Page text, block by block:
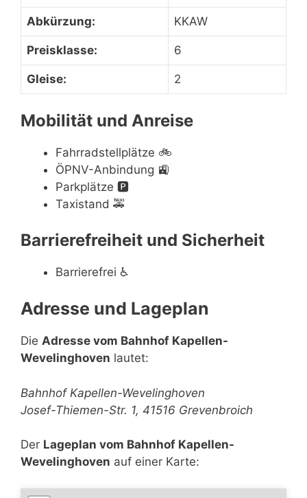
Abkürzung: KKAW
Preisklasse: 6
Gleise: 2
Mobilität und Anreise
Fahrradstellplätze 🚲
ÖPNV-Anbindung 🚉
Parkplätze 🅿️
Taxistand 🚕
Barrierefreiheit und Sicherheit
Barrierefrei ♿
Adresse und Lageplan
Die Adresse vom Bahnhof Kapellen-
Wevelinghoven lautet:
Bahnhof Kapellen-Wevelinghoven
Josef-Thiemen-Str. 1, 41516 Grevenbroich
Der Lageplan vom Bahnhof Kapellen-
Wevelinghoven auf einer Karte: